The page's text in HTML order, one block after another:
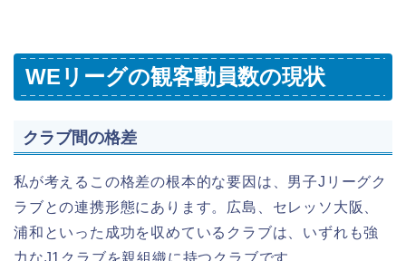
WEリーグの観客動員数の現状
クラブ間の格差
私が考えるこの格差の根本的な要因は、男子Jリーグク
ラブとの連携形態にあります。広島、セレッソ大阪、
浦和といった成功を収めているクラブは、いずれも強
力なJ1クラブを親組織に持つクラブです。